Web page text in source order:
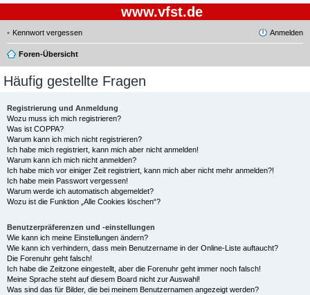
www.vfst.de
Kennwort vergessen Anmelden
Foren-Übersicht
Häufig gestellte Fragen
Registrierung und Anmeldung
Wozu muss ich mich registrieren?
Was ist COPPA?
Warum kann ich mich nicht registrieren?
Ich habe mich registriert, kann mich aber nicht anmelden!
Warum kann ich mich nicht anmelden?
Ich habe mich vor einiger Zeit registriert, kann mich aber nicht mehr anmelden?!
Ich habe mein Passwort vergessen!
Warum werde ich automatisch abgemeldet?
Wozu ist die Funktion „Alle Cookies löschen“?
Benutzerpräferenzen und -einstellungen
Wie kann ich meine Einstellungen ändern?
Wie kann ich verhindern, dass mein Benutzername in der Online-Liste auftaucht?
Die Forenuhr geht falsch!
Ich habe die Zeitzone eingestellt, aber die Forenuhr geht immer noch falsch!
Meine Sprache steht auf diesem Board nicht zur Auswahl!
Was sind das für Bilder, die bei meinem Benutzernamen angezeigt werden?